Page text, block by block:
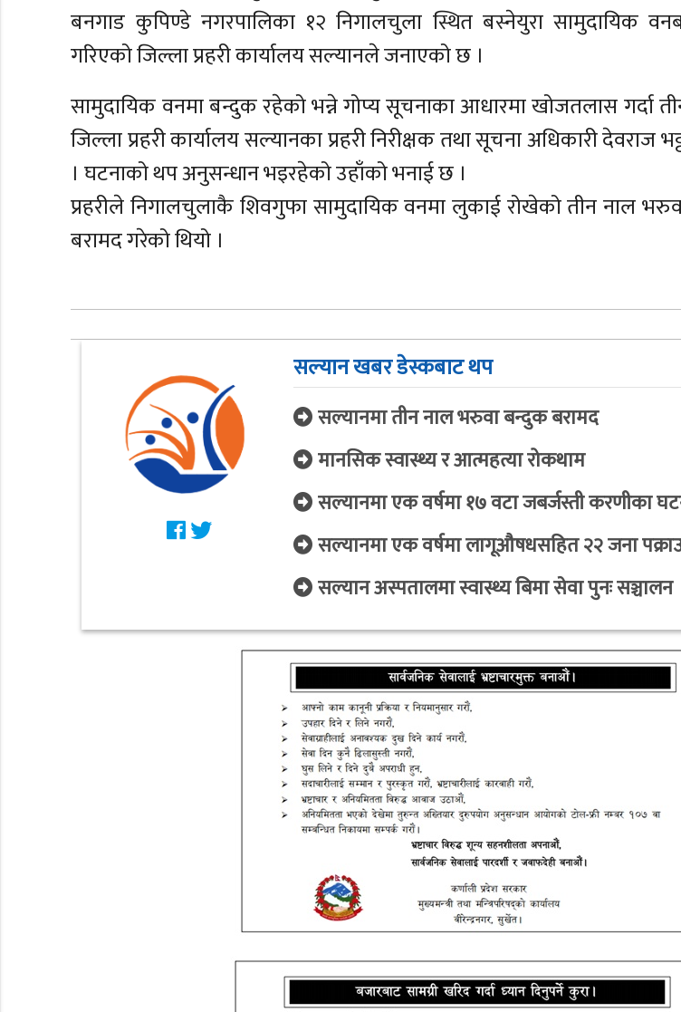
बनगाड कुपिण्डे नगरपालिका १२ निगालचुला स्थित बस्नेयुरा सामुदायिक
गरिएको जिल्ला प्रहरी कार्यालय सल्यानले जनाएको छ ।
सामुदायिक वनमा बन्दुक रहेको भन्ने गोप्य सूचनाका आधारमा खोजतलास गर्दा
जिल्ला प्रहरी कार्यालय सल्यानका प्रहरी निरीक्षक तथा सूचना अधिकारी देवराज
। घटनाको थप अनुसन्धान भइरहेको उहाँको भनाई छ ।
प्रहरीले निगालचुलाकै शिवगुफा सामुदायिक वनमा लुकाई रोखेको तीन नाल
बरामद गरेको थियो ।
सल्यान खबर डेस्कबाट थप
सल्यानमा तीन नाल भरुवा बन्दुक बरामद
मानसिक स्वास्थ्य र आत्महत्या रोकथाम
सल्यानमा एक वर्षमा १७ वटा जबर्जस्ती करणीका
सल्यानमा एक वर्षमा लागूऔषधसहित २२ जना
सल्यान अस्पतालमा स्वास्थ्य बिमा सेवा पुनः सञ्चालन